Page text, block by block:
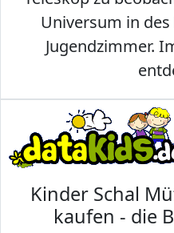
Universum in
Jugendzimmer.
Kinder Schal
kaufen - die